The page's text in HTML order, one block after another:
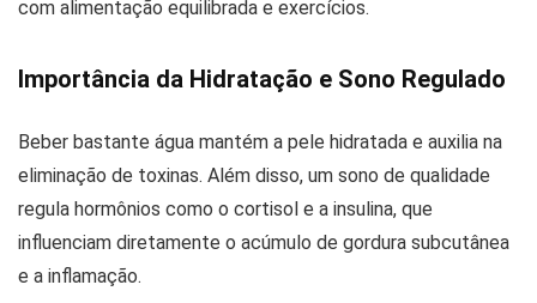
com alimentação equilibrada e exercícios.
Importância da Hidratação e Sono Regulado
Beber bastante água mantém a pele hidratada e auxilia na
eliminação de toxinas. Além disso, um sono de qualidade
regula hormônios como o cortisol e a insulina, que
influenciam diretamente o acúmulo de gordura subcutânea
e a inflamação.